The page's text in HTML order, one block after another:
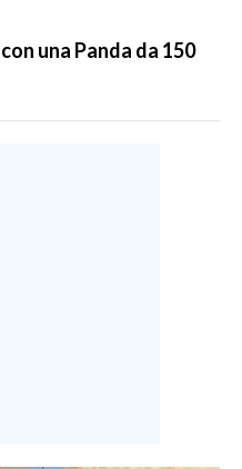
una Panda da 150